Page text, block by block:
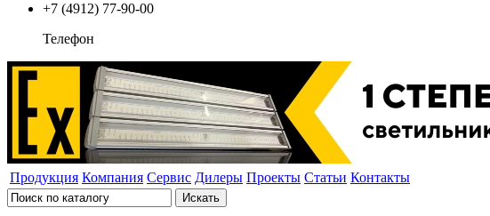
+7 (4912) 77-90-00
Телефон
Продукция Компания Сервис Дилеры Проекты Статьи Контакты